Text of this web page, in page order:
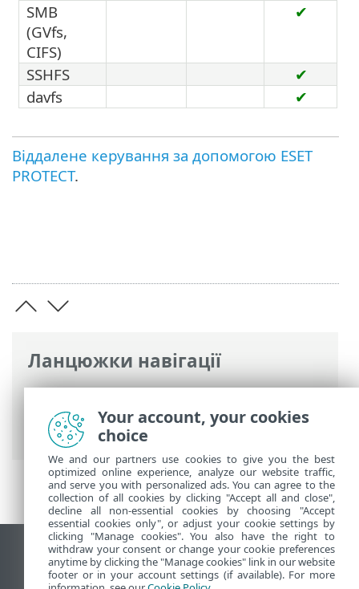
Ланцюжки навігації
Інтерактивна довідка ESET>ESET
Endpoint Antivirus for Linux>
Специфікації> Системні вимоги
SMB
(GVfs,
CIFS)
✔
SSHFS
✔
davfs
✔
Віддалене керування за допомогою ESET
PROTECT.
Переглянути повну версію
End of Life
Your account, your cookies
choice
We and our partners use cookies to give you the best
optimized online experience, analyze our website traffic,
and serve you with personalized ads. You can agree to the
collection of all cookies by clicking "Accept all and close",
decline all non-essential cookies by choosing "Accept
essential cookies only", or adjust your cookie settings by
clicking "Manage cookies". You also have the right to
withdraw your consent or change your cookie preferences
anytime by clicking the "Manage cookies" link in our website
footer or in your account settings (if available). For more